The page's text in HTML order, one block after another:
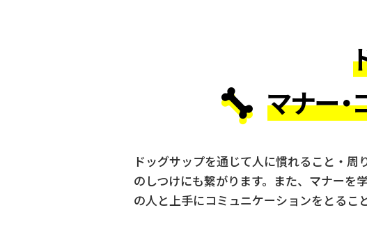
マナー
ドッグサップを通じて人に慣れること・
のしつけにも繋がります。また、マナーを
の人と上手にコミュニケーションをとるこ